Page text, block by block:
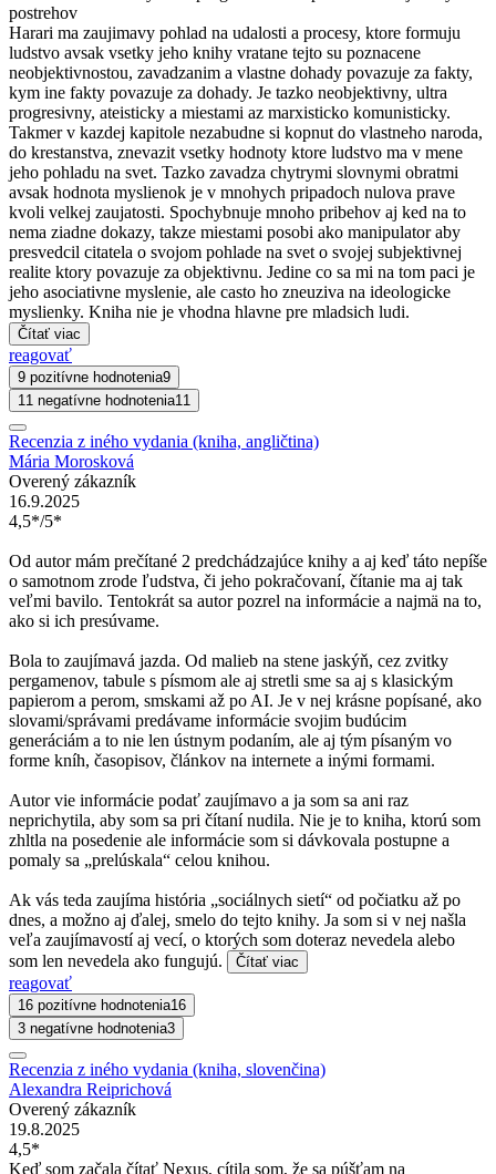
postrehov
Harari ma zaujimavy pohlad na udalosti a procesy, ktore formuju
ludstvo avsak vsetky jeho knihy vratane tejto su poznacene
neobjektivnostou, zavadzanim a vlastne dohady povazuje za fakty,
kym ine fakty povazuje za dohady. Je tazko neobjektivny, ultra
progresivny, ateisticky a miestami az marxisticko komunisticky.
Takmer v kazdej kapitole nezabudne si kopnut do vlastneho naroda,
do krestanstva, znevazit vsetky hodnoty ktore ludstvo ma v mene
jeho pohladu na svet. Tazko zavadza chytrymi slovnymi obratmi
avsak hodnota myslienok je v mnohych pripadoch nulova prave
kvoli velkej zaujatosti. Spochybnuje mnoho pribehov aj ked na to
nema ziadne dokazy, takze miestami posobi ako manipulator aby
presvedcil citatela o svojom pohlade na svet o svojej subjektivnej
realite ktory povazuje za objektivnu. Jedine co sa mi na tom paci je
jeho asociativne myslenie, ale casto ho zneuziva na ideologicke
myslienky. Kniha nie je vhodna hlavne pre mladsich ludi.
Čítať viac
reagovať
9 pozitívne hodnotenia9
11 negatívne hodnotenia11
Recenzia z iného vydania (kniha, angličtina)
Mária Morosková
Overený zákazník
16.9.2025
4,5*/5*
Od autor mám prečítané 2 predchádzajúce knihy a aj keď táto nepíše
o samotnom zrode ľudstva, či jeho pokračovaní, čítanie ma aj tak
veľmi bavilo. Tentokrát sa autor pozrel na informácie a najmä na to,
ako si ich presúvame.
Bola to zaujímavá jazda. Od malieb na stene jaskýň, cez zvitky
pergamenov, tabule s písmom ale aj stretli sme sa aj s klasickým
papierom a perom, smskami až po AI. Je v nej krásne popísané, ako
slovami/správami predávame informácie svojim budúcim
generáciám a to nie len ústnym podaním, ale aj tým písaným vo
forme kníh, časopisov, článkov na internete a inými formami.
Autor vie informácie podať zaujímavo a ja som sa ani raz
neprichytila, aby som sa pri čítaní nudila. Nie je to kniha, ktorú som
zhltla na posedenie ale informácie som si dávkovala postupne a
pomaly sa „prelúskala“ celou knihou.
Ak vás teda zaujíma história „sociálnych sietí“ od počiatku až po
dnes, a možno aj ďalej, smelo do tejto knihy. Ja som si v nej našla
veľa zaujímavostí aj vecí, o ktorých som doteraz nevedela alebo
som len nevedela ako fungujú.
Čítať viac
reagovať
16 pozitívne hodnotenia16
3 negatívne hodnotenia3
Recenzia z iného vydania (kniha, slovenčina)
Alexandra Reiprichová
Overený zákazník
19.8.2025
4,5*
Keď som začala čítať Nexus, cítila som, že sa púšťam na